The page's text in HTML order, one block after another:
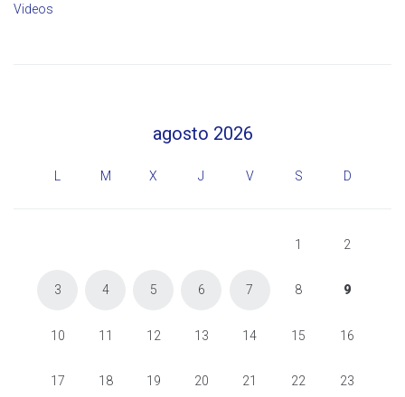
Videos
agosto 2026
M X J V S D
1 2
3 4 5 6 7 8 9
10 11 12 13 14 15 16
17 18 19 20 21 22 23